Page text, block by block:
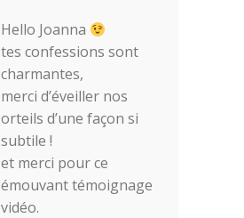
Hello Joanna
tes confessions sont
charmantes,
merci d’éveiller nos
orteils d’une façon si
subtile !
et merci pour ce
émouvant témoignage
vidéo.